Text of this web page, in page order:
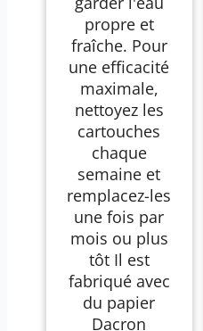
propre et
fraîche. Pour
une efficacité
maximale,
nettoyez les
cartouches
chaque
semaine et
remplacez-les
une fois par
mois ou plus
tôt Il est
fabriqué avec
du papier
Dacron